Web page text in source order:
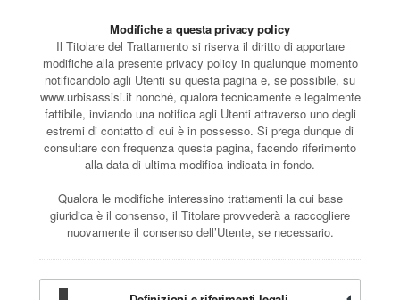
Modifiche a questa privacy policy
Il Titolare del Trattamento si riserva il diritto di apportare
modifiche alla presente privacy policy in qualunque momento
notificandolo agli Utenti su questa pagina e, se possibile, su
www.urbisassisi.it nonché, qualora tecnicamente e legalmente
fattibile, inviando una notifica agli Utenti attraverso uno degli
estremi di contatto di cui è in possesso. Si prega dunque di
consultare con frequenza questa pagina, facendo riferimento
alla data di ultima modifica indicata in fondo.
Qualora le modifiche interessino trattamenti la cui base
giuridica è il consenso, il Titolare provvederà a raccogliere
nuovamente il consenso dell’Utente, se necessario.